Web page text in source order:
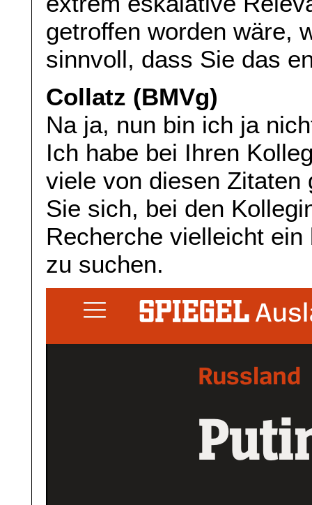
getroffen worden wäre,
sinnvoll, dass Sie das
Collatz (BMVg)
Na ja, nun bin ich ja
Ich habe bei Ihren
viele von diesen Zitaten
Sie sich, bei den
Recherche vielleicht
zu suchen.